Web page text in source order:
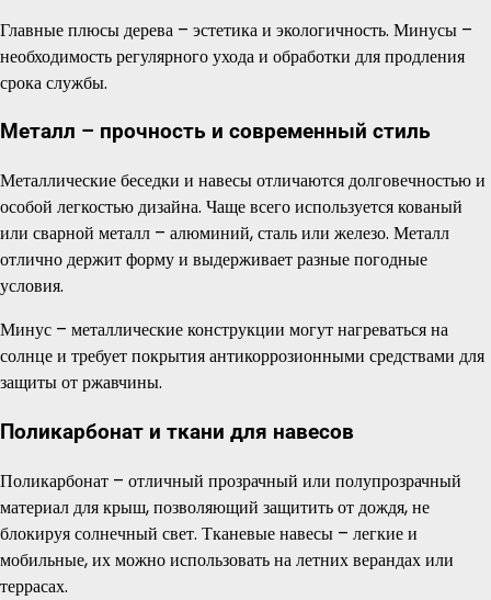
Главные плюсы дерева – эстетика и экологичность. Минусы –
необходимость регулярного ухода и обработки для продления
срока службы.
Металл – прочность и современный стиль
Металлические беседки и навесы отличаются долговечностью и
особой легкостью дизайна. Чаще всего используется кованый
или сварной металл – алюминий, сталь или железо. Металл
отлично держит форму и выдерживает разные погодные
условия.
Минус – металлические конструкции могут нагреваться на
солнце и требует покрытия антикоррозионными средствами для
защиты от ржавчины.
Поликарбонат и ткани для навесов
Поликарбонат – отличный прозрачный или полупрозрачный
материал для крыш, позволяющий защитить от дождя, не
блокируя солнечный свет. Тканевые навесы – легкие и
мобильные, их можно использовать на летних верандах или
террасах.